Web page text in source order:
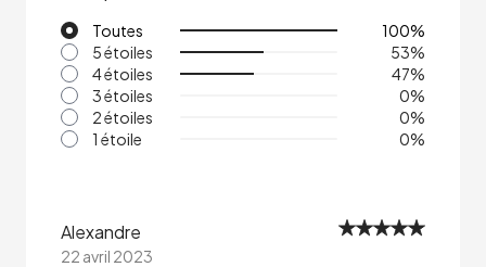
Toutes
100%
5 étoiles
53%
4 étoiles
47%
3 étoiles
0%
2 étoiles
0%
1 étoile
0%
Alexandre
22 avril 2023